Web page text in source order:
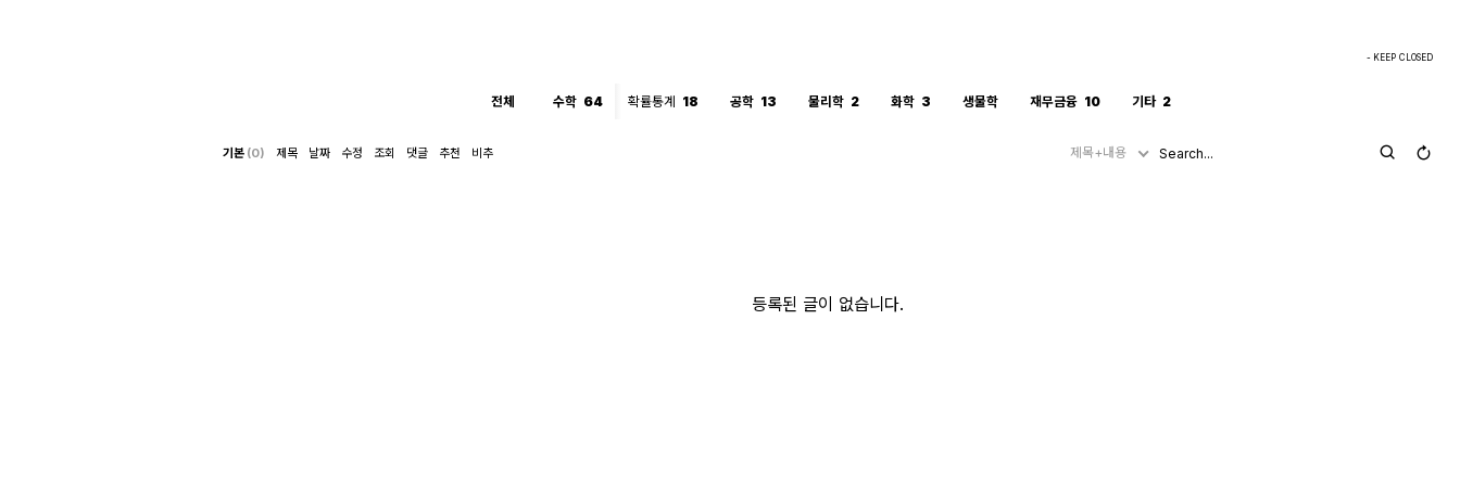
- KEEP CLOSED
전체 수학 64 확률통계 18 공학 13 물리학 2 화학 3 생물학 재무금융 10 기타 2
기본 (0) 제목 날짜 수정 조회 댓글 추천 비추 제목+내용
등록된 글이 없습니다.